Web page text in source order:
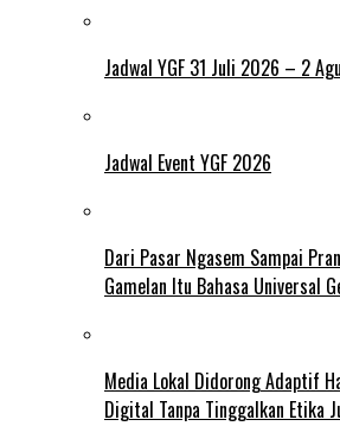
Jadwal YGF 31 Juli 2026 – 2
Jadwal Event YGF 2026
Dari Pasar Ngasem Sampai
Gamelan Itu Bahasa Universal
Media Lokal Didorong Adaptif
Digital Tanpa Tinggalkan Etika